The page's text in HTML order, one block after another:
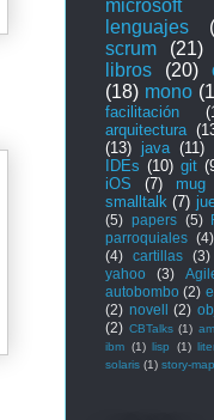
microsoft
lenguajes
scrum
(21)
libros
(20)
(18) mono
facilitación
arquitectura
(13) java (11)
IDEs (10) git
iOS
(7) mug
smalltalk (7)
(5) papers (5)
parroquiales (4)
(4)
cartillas (3)
yahoo
(3)
autobombo (2)
(2) novell (2)
(2) CBTalks (1)
ibm (1) lisp (1)
solaris (1) story-map